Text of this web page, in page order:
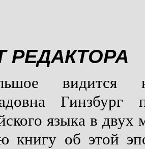
РЕДАКТОРА
видится
Гинзбург
языка в
книгу об этой